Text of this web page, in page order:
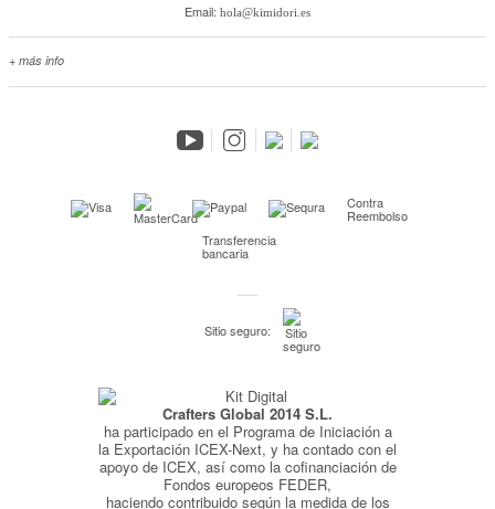
Email: hola@kimidori.es
+ más info
Kimidori PRINT, nuestro servicio de impresión de fotos
Nuevo sistema de UNIÓN DE PEDIDOS
Pago seguro y financiación
Condiciones generales de Compra
Política de Privacidad
Contra
Reembolso
Transferencia
bancaria
Sitio seguro:
Crafters Global 2014 S.L.
ha participado en el Programa de Iniciación a
la Exportación ICEX-Next, y ha contado con el
apoyo de ICEX, así como la cofinanciación de
Fondos europeos FEDER,
haciendo contribuido según la medida de los